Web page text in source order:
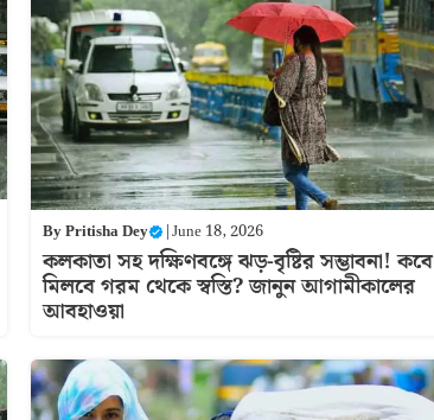
ByPritisha Dey |June 18, 2026
কলকাতা সহ দক্ষিণবঙ্গে ঝড়-বৃষ্টির সম্ভাবনা! কবে
মিলবে গরম থেকে স্বস্তি? জানুন আগামীকালের
আবহাওয়া